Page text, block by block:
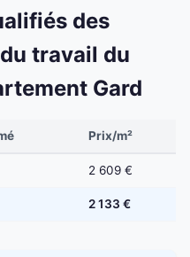
des
travail du
Gard
Prix/m²
2 609 €
2 133 €